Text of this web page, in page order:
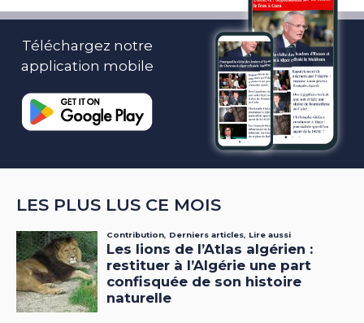
Téléchargez notre
application mobile
LES PLUS LUS CE MOIS